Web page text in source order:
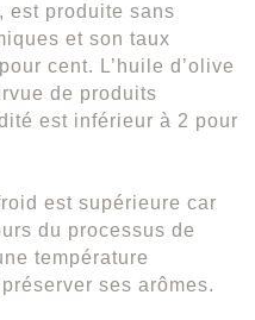
est produite sans
et son taux
cent. L’huile d’olive
de produits
est inférieur à 2 pour
est supérieure car
du processus de
température
ses arômes.